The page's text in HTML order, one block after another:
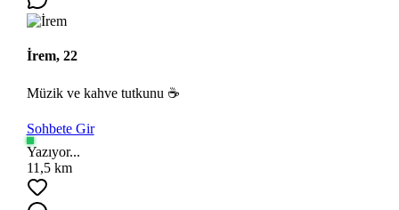
İrem, 22
Müzik ve kahve tutkunu ☕
Sohbete Gir
Yazıyor...
11,5 km